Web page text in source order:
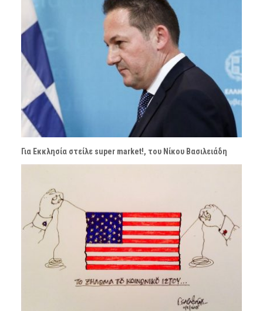
Για Εκκλησία στείλε super market!, του Νίκου Βασιλειάδη